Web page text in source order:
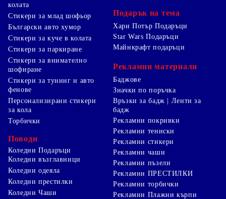
колата
Стикери за млад шофьор
Български авто хумор
Стикери за куче в колата
Стикери за паркиране
Стикери за внимателно
шофиране
Стикери за тунинг и авто
фенове
Персонализирани стикери
за кола
Торбички
Поводи
Коледни Подаръци
Коледни възглавници
Коледни одеяла
Коледни престилки
Коледни Чаши
Подарък на тема
Хари Потър Подаръци
Star Wars Подаръци
Майнкрафт подаръци
Рекламни материали
Баджове
Значки по поръчка
Връзки за бадж | Ленти за
бадж
Рекламни покривки
Рекламни тениски
Рекламни стикери
Рекламни чаши
Рекламни пъзели
Рекламни ПРЕСТИЛКИ
Рекламни торбички
Рекламни Плажни кърпи